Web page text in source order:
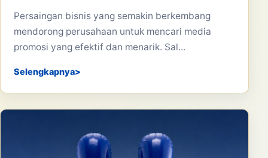
Persaingan bisnis yang semakin berkembang
mendorong perusahaan untuk mencari media
promosi yang efektif dan menarik. Sal...
Selengkapnya